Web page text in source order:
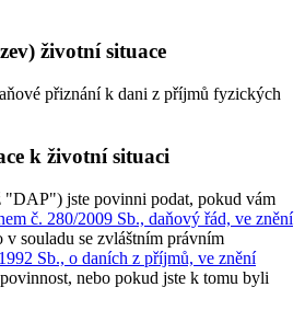
životní situace
přiznání k dani z příjmů fyzických
k životní situaci
"DAP") jste povinni podat, pokud vám
č. 280/2009 Sb., daňový řád, ve znění
v souladu se zvláštním právním
Sb., o daních z příjmů, ve znění
nebo pokud jste k tomu byli